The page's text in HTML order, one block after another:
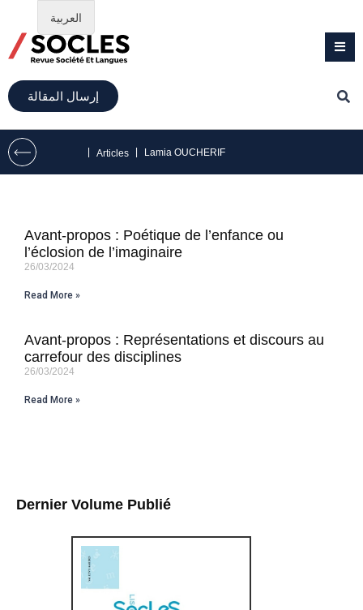
إرسال المقالة
Articles Lamia OUCHERIF
Dernier Volume Publié
Avant-propos : Poétique de l’enfance ou
l’éclosion de l’imaginaire
26/03/2024
Read More »
Avant-propos : Représentations et discours au
carrefour des disciplines
26/03/2024
Read More »
العربية